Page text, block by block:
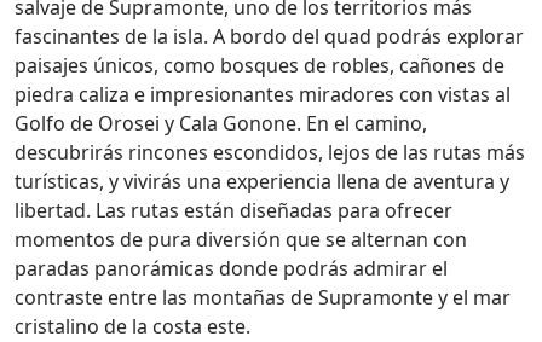
salvaje de Supramonte, uno de los territorios más
fascinantes de la isla. A bordo del quad podrás explorar
paisajes únicos, como bosques de robles, cañones de
piedra caliza e impresionantes miradores con vistas al
Golfo de Orosei y Cala Gonone. En el camino,
descubrirás rincones escondidos, lejos de las rutas más
turísticas, y vivirás una experiencia llena de aventura y
libertad. Las rutas están diseñadas para ofrecer
momentos de pura diversión que se alternan con
paradas panorámicas donde podrás admirar el
contraste entre las montañas de Supramonte y el mar
cristalino de la costa este.